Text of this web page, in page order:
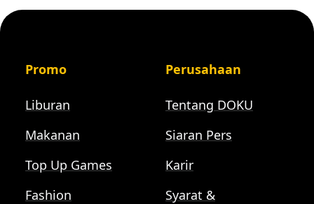
Promo
Liburan
Makanan
Top Up Games
Fashion
Perusahaan
Tentang DOKU
Siaran Pers
Karir
Syarat &